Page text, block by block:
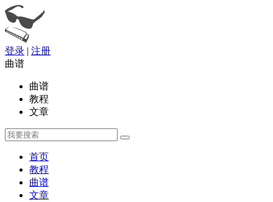
登录 | 注册
曲谱
曲谱
教程
文章
首页
教程
曲谱
文章